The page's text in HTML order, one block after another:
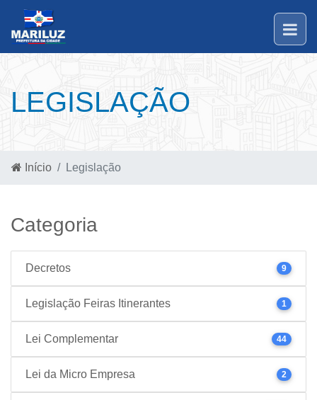
LEGISLAÇÃO
Início Legislação
Categoria
Decretos 9
Legislação Feiras Itinerantes 1
Lei Complementar 44
Lei da Micro Empresa 2